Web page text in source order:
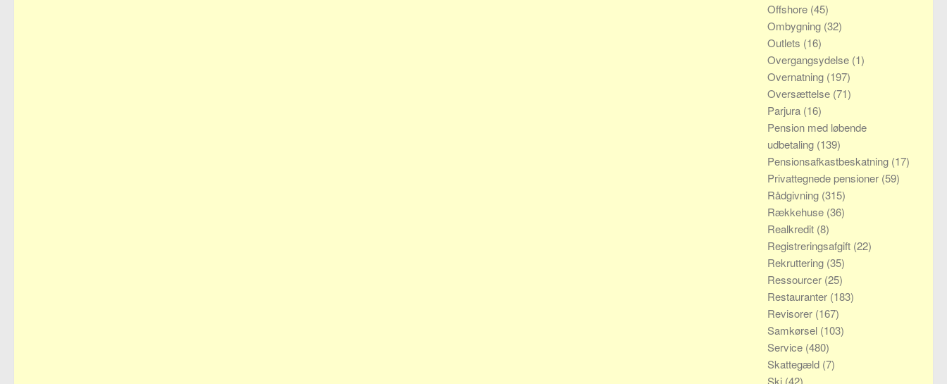
Offshore (45)
Ombygning (32)
Outlets (16)
Overgangsydelse (1)
Overnatning (197)
Oversættelse (71)
Parjura (16)
Pension med løbende
udbetaling (139)
Pensionsafkastbeskatning (17)
Privattegnede pensioner (59)
Rådgivning (315)
Rækkehuse (36)
Realkredit (8)
Registreringsafgift (22)
Rekruttering (35)
Ressourcer (25)
Restauranter (183)
Revisorer (167)
Samkørsel (103)
Service (480)
Skattegæld (7)
Ski (42)